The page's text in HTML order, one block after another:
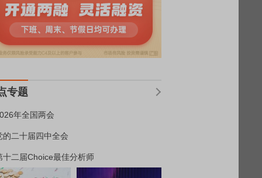
专题
年全国两会
的二十届四中全会
十二届Choice最佳分析师